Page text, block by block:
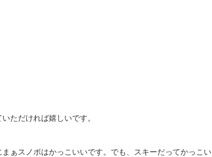
ただければ嬉しいです。
ぁスノボはかっこいいです。でも、スキーだってかっこい